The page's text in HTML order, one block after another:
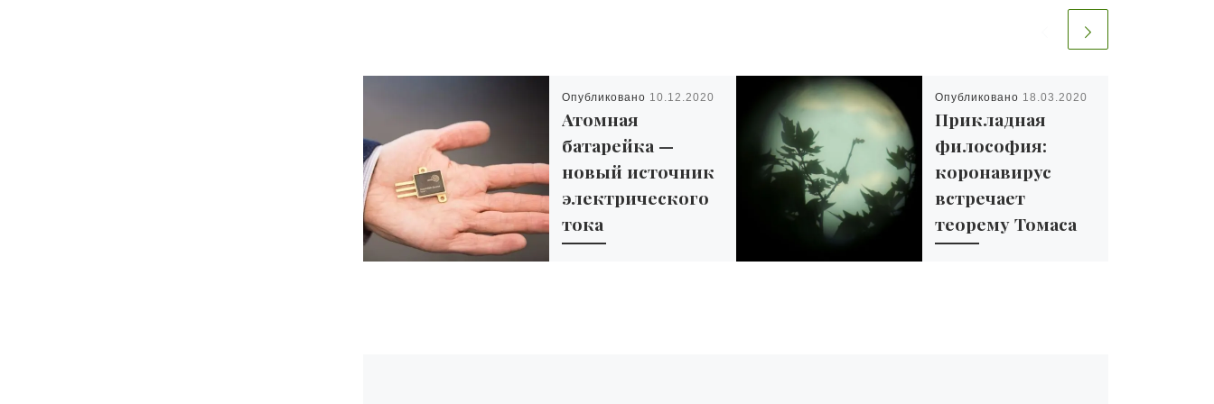
Опубликовано 10.12.2020
Атомная
батарейка —
новый источник
электрического
тока
Опубликовано 18.03.2020
Прикладная
философия:
коронавирус
встречает
теорему Томаса